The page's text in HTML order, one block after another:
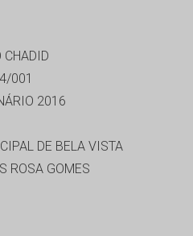
CHADID
001
2016
DE BELA VISTA
ROSA GOMES